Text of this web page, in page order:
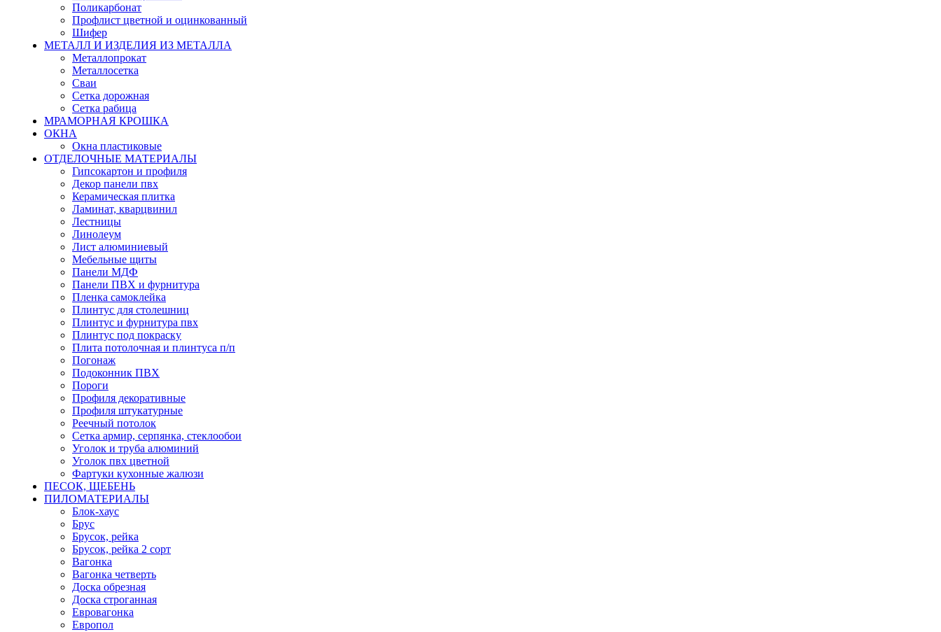
Поликарбонат
Профлист цветной и оцинкованный
Шифер
МЕТАЛЛ И ИЗДЕЛИЯ ИЗ МЕТАЛЛА
Металлопрокат
Металлосетка
Сваи
Сетка дорожная
Сетка рабица
МРАМОРНАЯ КРОШКА
ОКНА
Окна пластиковые
ОТДЕЛОЧНЫЕ МАТЕРИАЛЫ
Гипсокартон и профиля
Декор панели пвх
Керамическая плитка
Ламинат, кварцвинил
Лестницы
Линолеум
Лист алюминиевый
Мебельные щиты
Панели МДФ
Панели ПВХ и фурнитура
Пленка самоклейка
Плинтус для столешниц
Плинтус и фурнитура пвх
Плинтус под покраску
Плита потолочная и плинтуса п/п
Погонаж
Подоконник ПВХ
Пороги
Профиля декоративные
Профиля штукатурные
Реечный потолок
Сетка армир, серпянка, стеклообои
Уголок и труба алюминий
Уголок пвх цветной
Фартуки кухонные жалюзи
ПЕСОК, ЩЕБЕНЬ
ПИЛОМАТЕРИАЛЫ
Блок-хаус
Брус
Брусок, рейка
Брусок, рейка 2 сорт
Вагонка
Вагонка четверть
Доска обрезная
Доска строганная
Евровагонка
Европол